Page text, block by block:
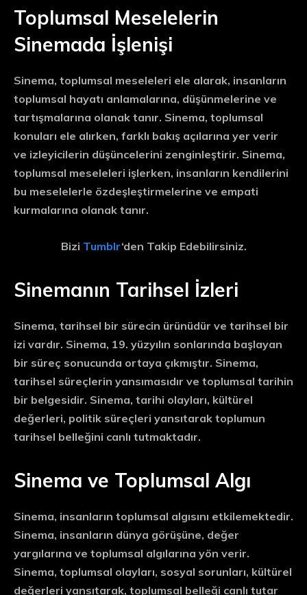
Toplumsal Meselelerin
Sinemada İşlenişi
Sinema, toplumsal meseleleri ele alarak, insanların
toplumsal hayatı anlamalarına, düşünmelerine ve
tartışmalarına olanak tanır. Sinema, toplumsal
konuları ele alırken, farklı bakış açılarına yer verir
ve izleyicilerin düşüncelerini zenginleştirir. Sinema,
toplumsal meseleleri işlerken, insanların kendilerini
bu meselelerle özdeşleştirmelerine ve empati
kurmalarına olanak tanır.
Bizi Tumblr‘den Takip Edebilirsiniz.
Sinemanın Tarihsel İzleri
Sinema, tarihsel bir sürecin ürünüdür ve tarihsel bir
izi vardır. Sinema, 19. yüzyılın sonlarında başlayan
bir süreç sonucunda ortaya çıkmıştır. Sinema,
tarihsel süreçlerin yansımasıdır ve toplumsal tarihin
bir belgesidir. Sinema, tarihi olayları, kültürel
değerleri, politik süreçleri yansıtarak toplumun
tarihsel belleğini canlı tutmaktadır.
Sinema ve Toplumsal Algı
Sinema, insanların toplumsal algısını etkilemektedir.
Sinema, insanların dünya görüşüne, değer
yargılarına ve toplumsal algılarına yön verir.
Sinema, toplumsal olayları, sosyal sorunları, kültürel
değerleri yansıtarak, toplumsal belleği canlı tutar